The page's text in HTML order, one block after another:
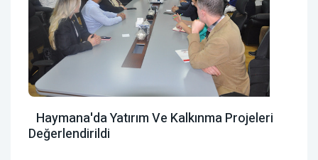
Haymana'da Yatırım Ve Kalkınma Projeleri
Değerlendirildi